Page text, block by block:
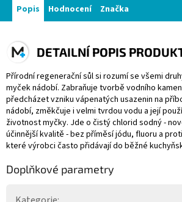
Popis Hodnocení Značka
DETAILNÍ POPIS
Přírodní regenerační sůl si rozumí se všemi
myček nádobí. Zabraňuje tvorbě vodního
předcházet vzniku vápenatých usazenin na
nádobí, změkčuje i velmi tvrdou vodu a její
životnost myčky. Jde o čistý chlorid sodný -
účinnější kvalitě - bez příměsí jódu, fluoru a
které výrobci často přidávají do běžné
Doplňkové parametry